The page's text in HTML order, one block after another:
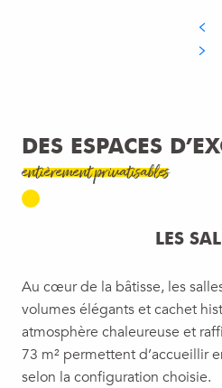
DES ESPACES
entièrement privatisables
LES
Au cœur de la bâtisse, les
volumes élégants et cachet
atmosphère chaleureuse et
73 m² permettent d’accueillir
selon la configuration choisie.